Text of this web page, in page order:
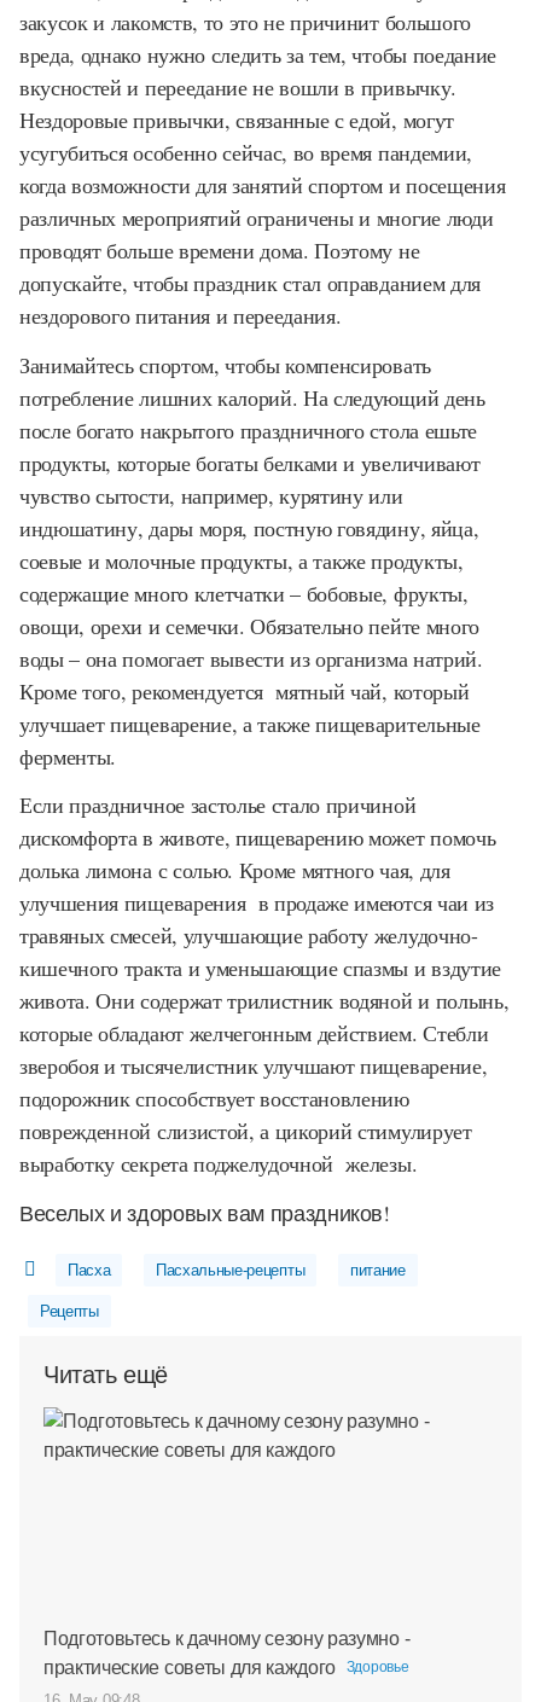
закусок и лакомств, то это не причинит большого
вреда, однако нужно следить за тем, чтобы поедание
вкусностей и переедание не вошли в привычку.
Нездоровые привычки, связанные с едой, могут
усугубиться особенно сейчас, во время пандемии,
когда возможности для занятий спортом и посещения
различных мероприятий ограничены и многие люди
проводят больше времени дома. Поэтому не
допускайте, чтобы праздник стал оправданием для
нездорового питания и переедания.
Занимайтесь спортом, чтобы компенсировать
потребление лишних калорий. На следующий день
после богато накрытого праздничного стола ешьте
продукты, которые богаты белками и увеличивают
чувство сытости, например, курятину или
индюшатину, дары моря, постную говядину, яйца,
соевые и молочные продукты, а также продукты,
содержащие много клетчатки – бобовые, фрукты,
овощи, орехи и семечки. Обязательно пейте много
воды – она помогает вывести из организма натрий.
Кроме того, рекомендуется мятный чай, который
улучшает пищеварение, а также пищеварительные
ферменты.
Если праздничное застолье стало причиной
дискомфорта в животе, пищеварению может помочь
долька лимона с солью. Кроме мятного чая, для
улучшения пищеварения в продаже имеются чаи из
травяных смесей, улучшающие работу желудочно-
кишечного тракта и уменьшающие спазмы и вздутие
живота. Они содержат трилистник водяной и полынь,
которые обладают желчегонным действием. Стебли
зверобоя и тысячелистник улучшают пищеварение,
подорожник способствует восстановлению
поврежденной слизистой, а цикорий стимулирует
выработку секрета поджелудочной железы.
Веселых и здоровых вам праздников!
Пасха Пасхальные-рецепты питание
Рецепты
Читать ещё
Подготовьтесь к дачному сезону разумно -
практические советы для каждого
Здоровье